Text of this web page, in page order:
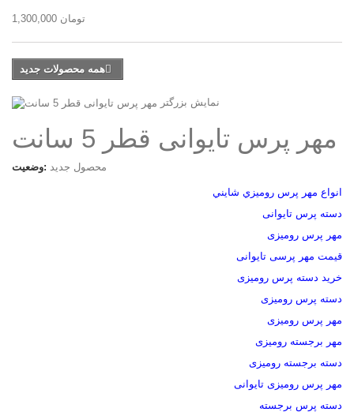
1,300,000 تومان
همه محصولات جدید
نمایش بزرگتر
مهر پرس تایوانی قطر 5 سانت
وضعیت: محصول جدید
انواع مهر پرس روميزي شايني
دسته پرس تایوانی
مهر پرس رومیزی
قیمت مهر پرسی تایوانی
خرید دسته پرس رومیزی
دسته پرس رومیزی
مهر پرس رومیزی
مهر برجسته رومیزی
دسته برجسته رومیزی
مهر پرس رومیزی تایوانی
دسته پرس برجسته